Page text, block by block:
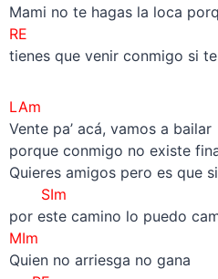
Mami no te hagas la loca
RE
tienes que venir conmigo si
LAm
Vente pa’ acá, vamos a bailar
porque conmigo no existe
Quieres amigos pero es que
SIm
por este camino lo puedo
MIm
Quien no arriesga no gana